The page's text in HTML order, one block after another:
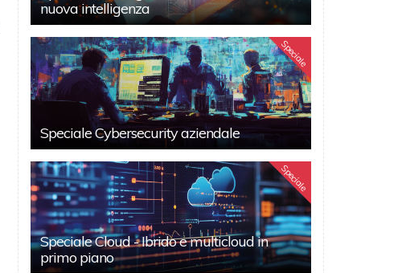
nuova intelligenza
Speciale
Speciale Cybersecurity aziendale
Speciale
Speciale Cloud - Ibrido e multicloud in
primo piano